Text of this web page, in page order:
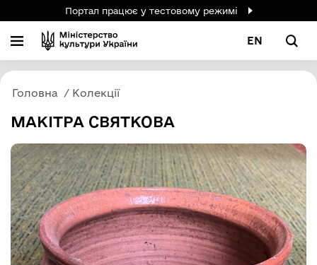
Портал працює у тестовому режимі
EN
Головна Колекції
МАКІТРА СВЯТКОВА